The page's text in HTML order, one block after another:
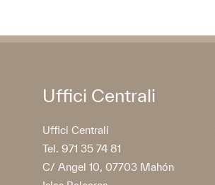
Uffici Centrali
Uffici Centrali
Tel. 971 35 74 81
C/ Angel 10, 07703 Mahón